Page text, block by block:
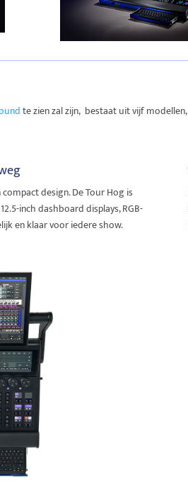
te zien zal zijn, bestaat uit vijf
design. De Tour Hog is
inch dashboard displays, RGB-
en klaar voor iedere show.